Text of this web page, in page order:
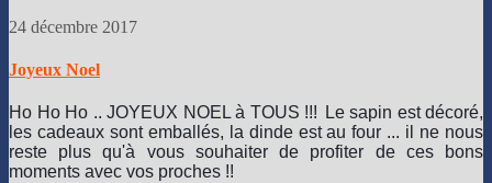
24 décembre 2017
Joyeux Noel
Ho Ho Ho .. JOYEUX NOEL à TOUS !!! Le sapin est décoré,
les cadeaux sont emballés, la dinde est au four ... il ne nous
reste plus qu'à vous souhaiter de profiter de ces bons
moments avec vos proches !!